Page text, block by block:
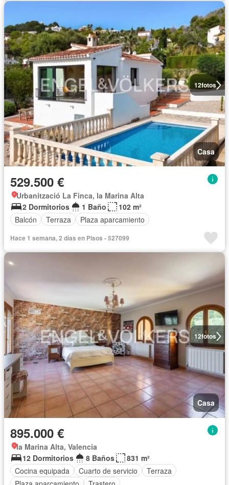
12fotos
Casa
529.500 €
Urbanització La Finca, la Marina Alta
2 Dormitorios
1 Baño
102 m²
Balcón
Terraza Plaza aparcamiento
Hace 1 semana, 2 días en Pisos - 527099
12fotos
Casa
895.000 €
la Marina Alta, Valencia
12 Dormitorios
8 Baños
831 m²
Cocina equipada
Cuarto de servicio
Terraza